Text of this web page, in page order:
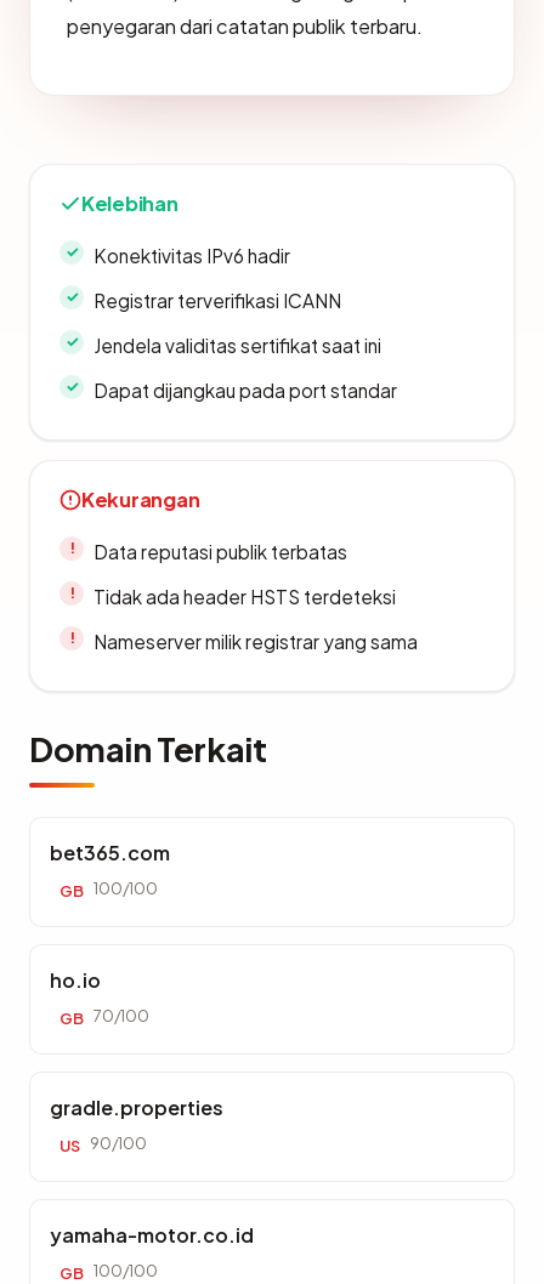
penyegaran dari catatan publik terbaru.
Kelebihan
Konektivitas IPv6 hadir
Registrar terverifikasi ICANN
Jendela validitas sertifikat saat ini
Dapat dijangkau pada port standar
Kekurangan
Data reputasi publik terbatas
Tidak ada header HSTS terdeteksi
Nameserver milik registrar yang sama
Domain Terkait
bet365.com
GB 100/100
ho.io
GB 70/100
gradle.properties
US 90/100
yamaha-motor.co.id
GB 100/100